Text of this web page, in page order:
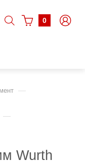
0
—
—
Wurth